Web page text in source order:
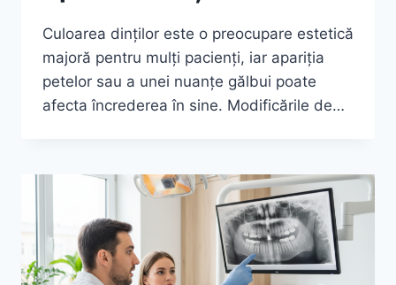
Culoarea dinților este o preocupare estetică
majoră pentru mulți pacienți, iar apariția
petelor sau a unei nuanțe gălbui poate
afecta încrederea în sine. Modificările de…